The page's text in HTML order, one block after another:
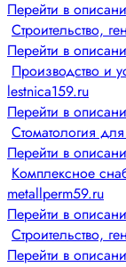
Перейти в
Строительство,
Перейти в
Производство и
lestnica159.ru
Перейти в
Стоматология
Перейти в
Комплексное
metallperm59.ru
Перейти в
Строительство,
Перейти в